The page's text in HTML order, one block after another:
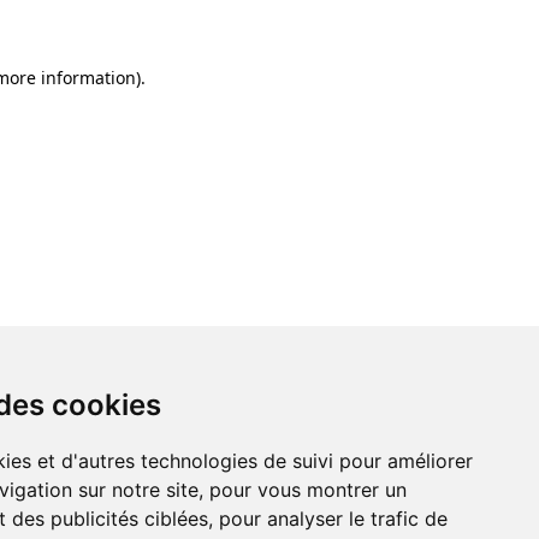
cookies
et d'autres technologies de suivi pour améliorer
sur notre site, pour vous montrer un
des publicités ciblées, pour analyser le trafic de
information).